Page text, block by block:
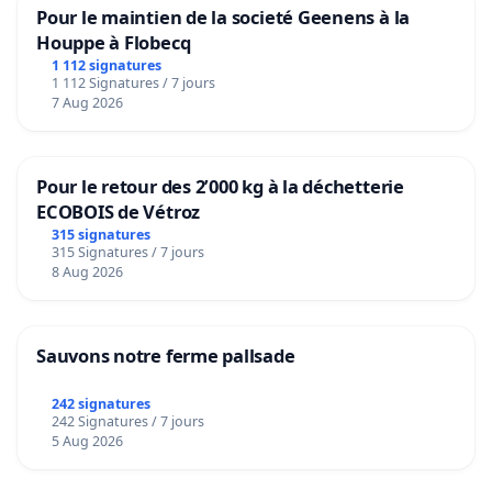
Pour le maintien de la societé Geenens à la
Houppe à Flobecq
1 112 signatures
1 112 Signatures / 7 jours
7 Aug 2026
Pour le retour des 2’000 kg à la déchetterie
ECOBOIS de Vétroz
315 signatures
315 Signatures / 7 jours
8 Aug 2026
Sauvons notre ferme pallsade
242 signatures
242 Signatures / 7 jours
5 Aug 2026